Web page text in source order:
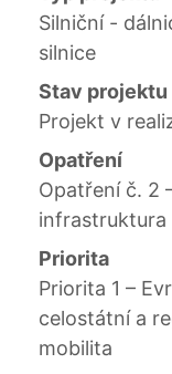
Silniční -
silnice
Stav projektu
Projekt v
Opatření
Opatření č. 2
infrastruktura
Priorita
Priorita 1 –
celostátní a
mobilita